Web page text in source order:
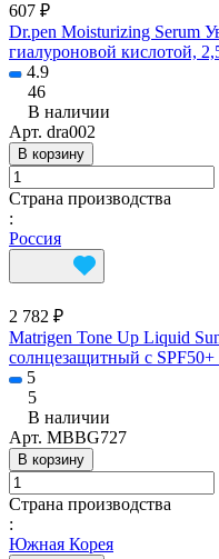
607 ₽
Dr.pen Moisturizing Serum
гиалуроновой кислотой,
4.9
46
В наличии
Арт. dra002
В корзину
Страна производства
:
Россия
2 782 ₽
Matrigen Tone Up Liquid
солнцезащитный с
5
5
В наличии
Арт. MBBG727
В корзину
Страна производства
:
Южная Корея